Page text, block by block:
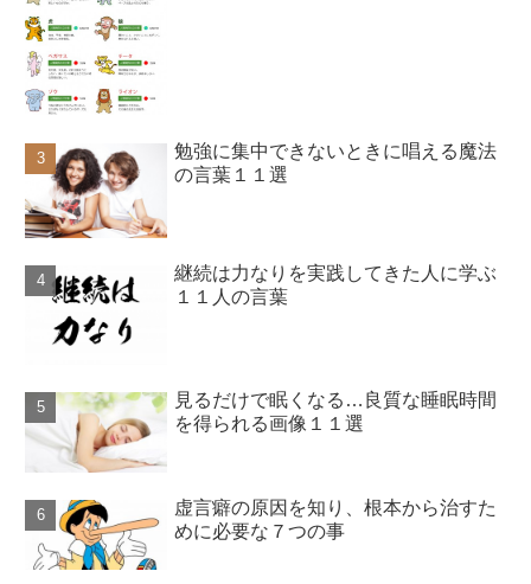
勉強に集中できないときに唱える魔法
の言葉１１選
継続は力なりを実践してきた人に学ぶ
１１人の言葉
見るだけで眠くなる…良質な睡眠時間
を得られる画像１１選
虚言癖の原因を知り、根本から治すた
めに必要な７つの事